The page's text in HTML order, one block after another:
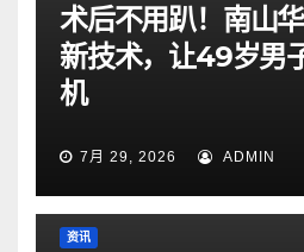
术后不用趴！南山
新技术，让49岁男
机
7月 29, 2026 ADMIN
资讯